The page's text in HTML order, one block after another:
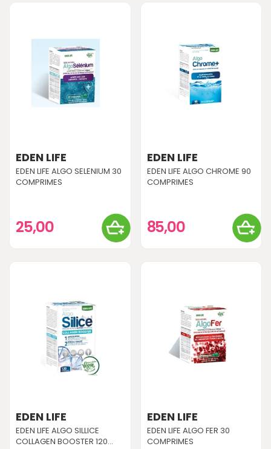
EDEN LIFE
EDEN LIFE ALGO SELENIUM 30
COMPRIMES
25,00
EDEN LIFE
EDEN LIFE ALGO CHROME 90
COMPRIMES
85,00
EDEN LIFE
EDEN LIFE ALGO SILLICE
COLLAGEN BOOSTER 120...
EDEN LIFE
EDEN LIFE ALGO FER 30
COMPRIMES